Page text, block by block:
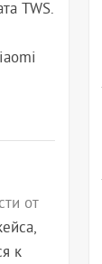
TWS.
от
к